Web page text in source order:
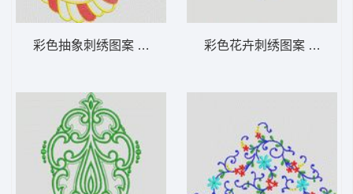
彩色抽象刺绣图案 植物花型 彩色花卉刺绣图案 植物花